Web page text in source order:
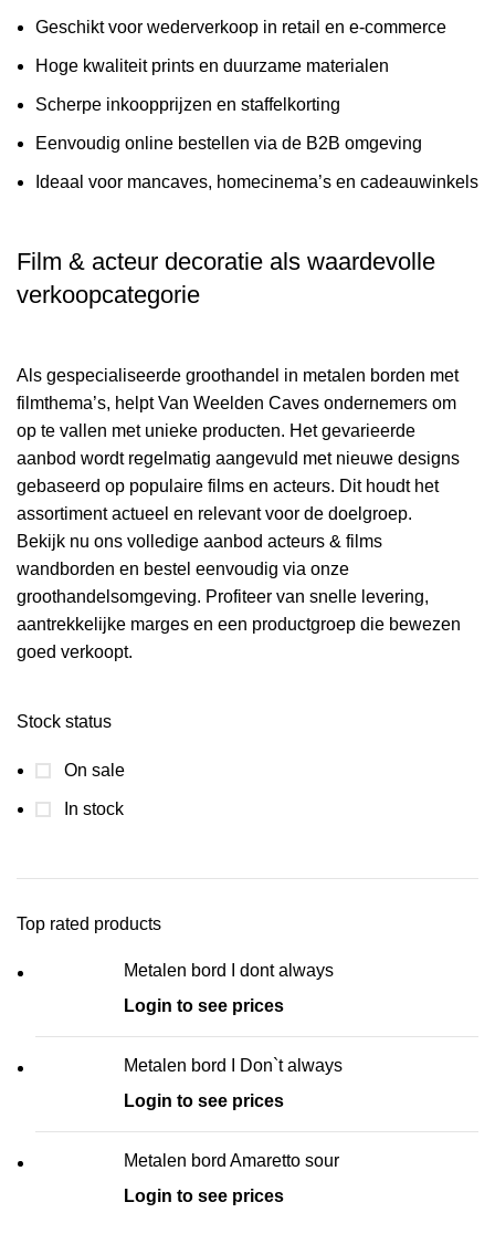
Stock status
On sale
In stock
Top rated products
Metalen bord I dont always
Login to see prices
Metalen bord I Don`t always
Login to see prices
Metalen bord Amaretto sour
Login to see prices
Geschikt voor wederverkoop in retail en e-commerce
Hoge kwaliteit prints en duurzame materialen
Scherpe inkoopprijzen en staffelkorting
Eenvoudig online bestellen via de B2B omgeving
Ideaal voor mancaves, homecinema’s en cadeauwinkels
Film & acteur decoratie als waardevolle
verkoopcategorie
Als gespecialiseerde groothandel in metalen borden met
filmthema’s, helpt Van Weelden Caves ondernemers om
op te vallen met unieke producten. Het gevarieerde
aanbod wordt regelmatig aangevuld met nieuwe designs
gebaseerd op populaire films en acteurs. Dit houdt het
assortiment actueel en relevant voor de doelgroep.
Bekijk nu ons volledige aanbod acteurs & films
wandborden en bestel eenvoudig via onze
groothandelsomgeving. Profiteer van snelle levering,
aantrekkelijke marges en een productgroep die bewezen
goed verkoopt.